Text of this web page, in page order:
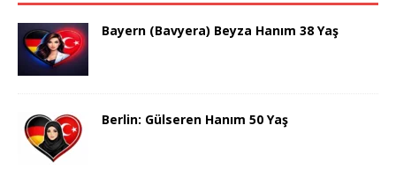
Bayern (Bavyera) Beyza Hanım 38 Yaş
Berlin: Gülseren Hanım 50 Yaş